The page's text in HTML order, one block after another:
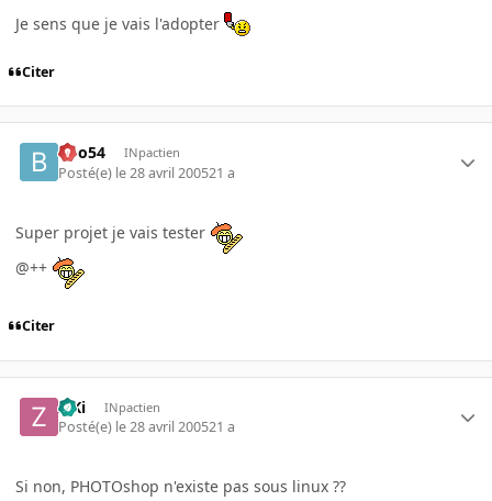
Je sens que je vais l'adopter
Citer
Boo54 INpactien
Posté(e) le 28 avril 200521 a
Super projet je vais tester
@++
Citer
ZiKi INpactien
Posté(e) le 28 avril 200521 a
Si non, PHOTOshop n'existe pas sous linux ??